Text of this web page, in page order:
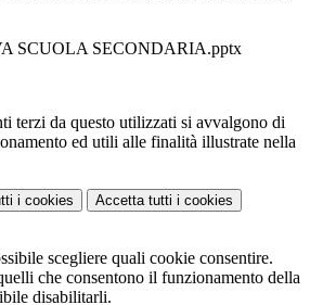
SCUOLA SECONDARIA.pptx
terzi da questo utilizzati si avvalgono di
ed utili alle finalità illustrate nella
i cookies Accetta tutti i cookies
scegliere quali cookie consentire.
che consentono il funzionamento della
disabilitarli.